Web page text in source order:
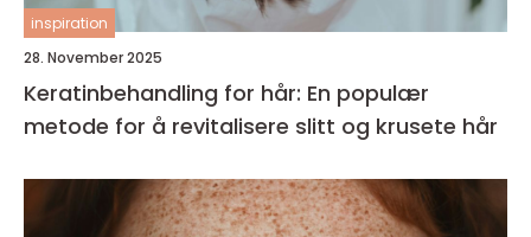
inspiration
28. November 2025
Keratinbehandling for hår: En populær
metode for å revitalisere slitt og krusete hår